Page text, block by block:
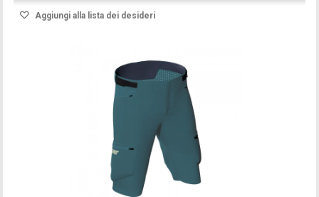
Aggiungi alla lista dei desideri